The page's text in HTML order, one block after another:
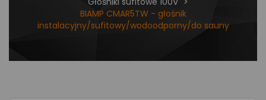
BIAMP CMAR5TW - głośnik
instalacyjny/sufitowy/wodoodporny/do sauny